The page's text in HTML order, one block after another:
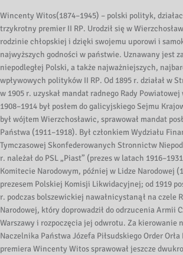
Wincenty Witos(1874–1945) – polski polityk,
trzykrotny premier II RP. Urodził się w
rodzinie chłopskiej i dzięki swojemu uporowi i
najwyższych godności w państwie. Uznawany jest
niepodległej Polski, a także najważniejszych,
wpływowych polityków II RP. Od 1895 r. działał w
w 1905 r. uzyskał mandat radnego Rady
1908–1914 był posłem do galicyjskiego Sejmu
był wójtem Wierzchosławic, sprawował mandat
Państwa (1911–1918). Był członkiem Wydziału
Tymczasowej Skonfederowanych Stronnictw
r. należał do PSL „Piast” (prezes w latach
Komitecie Narodowym, później w Lidze Narodowej
prezesem Polskiej Komisji Likwidacyjnej; od 1919
r. podczas bolszewickiej nawałnicystanął na czele
Narodowej, który doprowadził do odrzucenia Armii
Warszawy i rozpoczęcia jej odwrotu. Za kierowanie
Naczelnika Państwa Józefa Piłsudskiego Order
premiera Wincenty Witos sprawował jeszcze